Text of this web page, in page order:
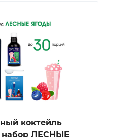
коктейль
набор ЛЕСНЫЕ